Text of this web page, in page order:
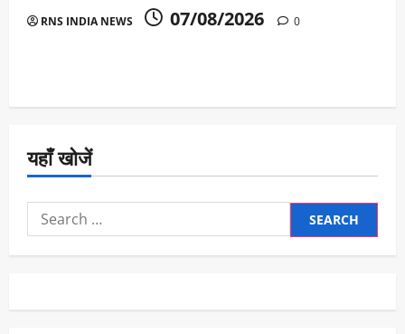
RNS INDIA NEWS 07/08/2026 0
यहाँ खोजें
Search
for: